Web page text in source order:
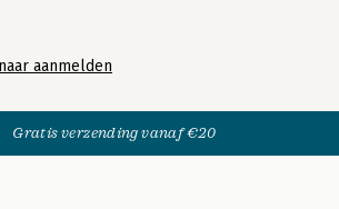
aanmelden
Gratis verzending vanaf €20